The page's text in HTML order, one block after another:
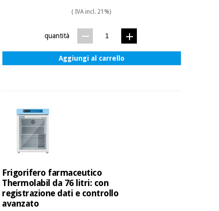
( IVA incl. 21%)
quantità
Aggiungi al carrello
Frigorifero farmaceutico
Thermolabil da 76 litri: con
registrazione dati e controllo
avanzato